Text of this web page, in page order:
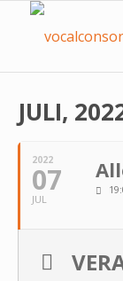
JULI,
2022
07
JUL